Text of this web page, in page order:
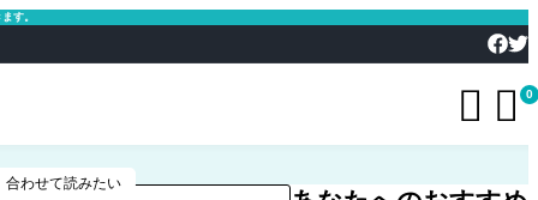
す。
  0
合わせて読みたい